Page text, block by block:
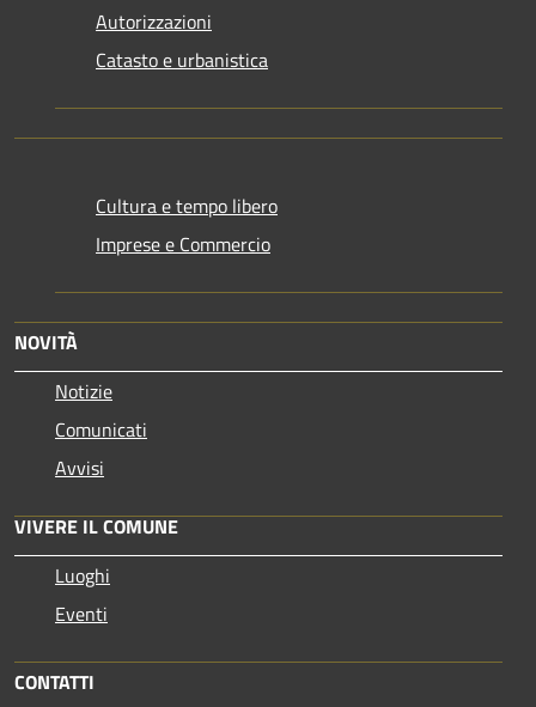
Autorizzazioni
Catasto e urbanistica
Cultura e tempo libero
Imprese e Commercio
NOVITÀ
Notizie
Comunicati
Avvisi
VIVERE IL COMUNE
Luoghi
Eventi
CONTATTI